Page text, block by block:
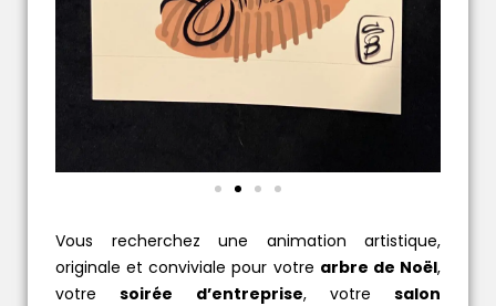
Vous recherchez une animation artistique,
originale et conviviale pour votre arbre de Noël,
votresoirée d’entreprise, votre salon